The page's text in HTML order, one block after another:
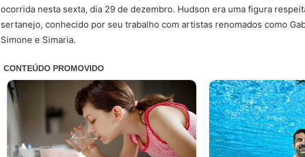
ocorrida nesta sexta, dia 29 de dezembro. Hudson era uma figura
sertanejo, conhecido por seu trabalho com artistas renomados como
Simone e Simaria.